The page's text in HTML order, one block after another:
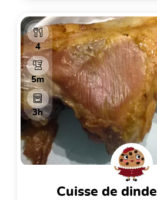
4
5m
3h
cuisse de